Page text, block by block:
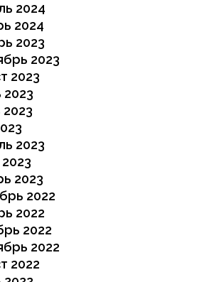
2024
2024
2023
2023
2023
2023
2023
2022
2022
2022
2022
2022